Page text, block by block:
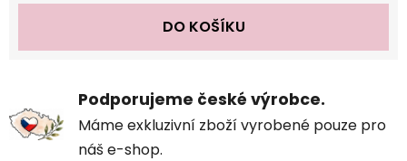
DO KOŠÍKU
Podporujeme české výrobce.
Máme exkluzivní zboží vyrobené pouze pro
náš e-shop.